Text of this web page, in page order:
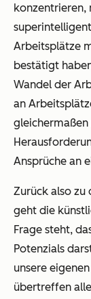
konzentrieren,
Arbeitsplätze
bestätigt
Wandel der
an
gleichermaßen
Ansprüche an
Zurück also zu
geht die
Frage steht,
Potenzials
unsere
übertreffen